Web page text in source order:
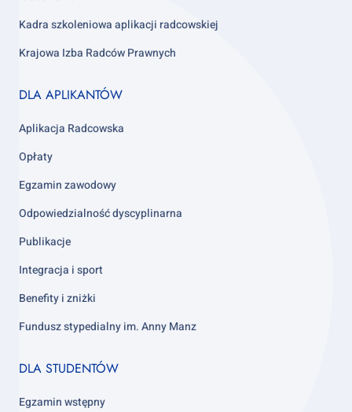
Kadra szkoleniowa aplikacji radcowskiej
Krajowa Izba Radców Prawnych
Footer
3
DLA APLIKANTÓW
Aplikacja Radcowska
Opłaty
Egzamin zawodowy
Odpowiedzialność dyscyplinarna
Publikacje
Integracja i sport
Benefity i zniżki
Fundusz stypedialny im. Anny Manz
Footer
4
DLA STUDENTÓW
Egzamin wstępny